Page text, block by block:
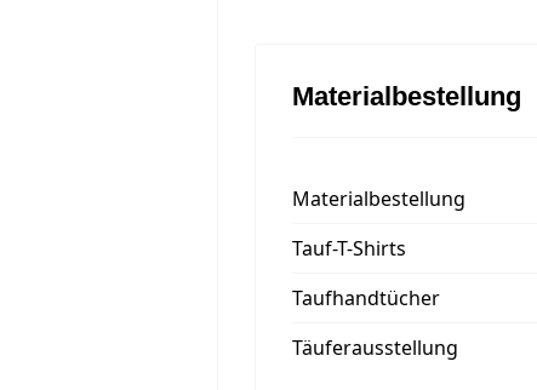
Materialbestellung
Materialbestellung
Tauf-T-Shirts
Taufhandtücher
Täuferausstellung